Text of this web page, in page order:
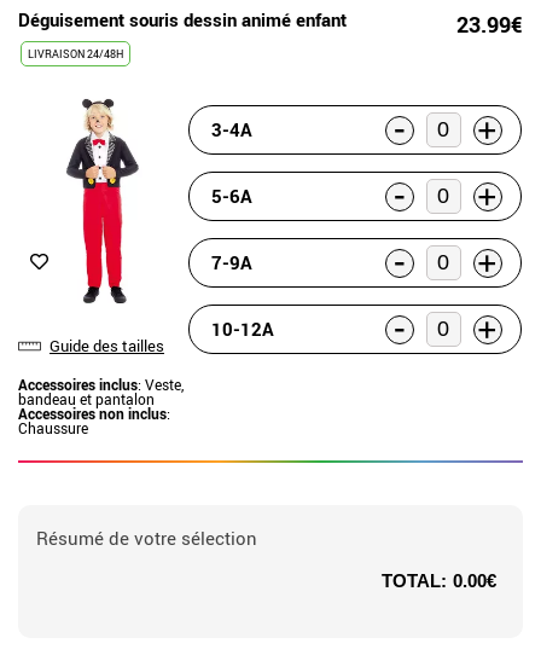
Déguisement souris dessin animé enfant 23.99€
LIVRAISON 24/48H
Guide des tailles
Accessoires inclus: Veste,
bandeau et pantalon
Accessoires non inclus:
Chaussure
3-4A - +
5-6A - +
7-9A - +
10-12A - +
Résumé de votre sélection
TOTAL: 0.00€